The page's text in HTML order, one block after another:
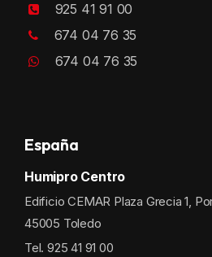
925 41 91 00
674 04 76 35
674 04 76 35
España
Humipro Centro
Edificio CEMAR Plaza Grecia 1,
45005 Toledo
Tel. 925 41 91 00